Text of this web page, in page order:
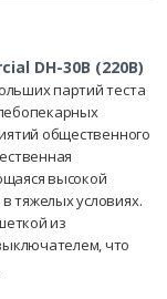
DH-30B (220В)
партий теста
общественного
высокой
тяжелых условиях.
из
что